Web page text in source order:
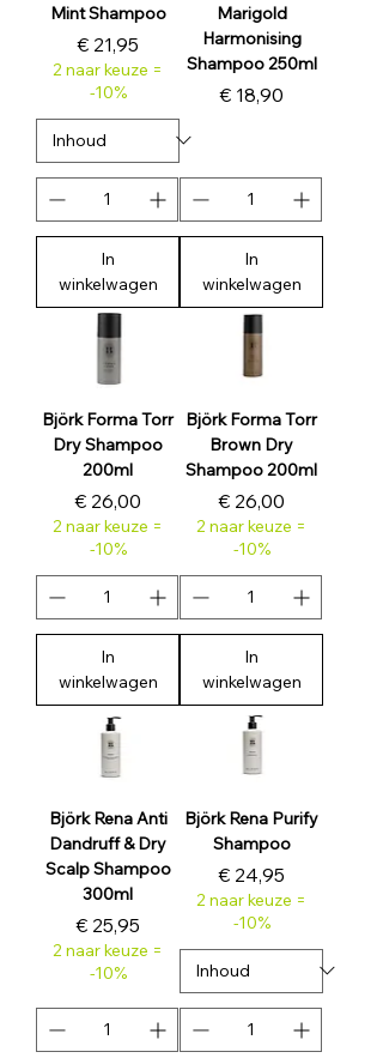
Mint Shampoo
Prijs
€ 21,95
2 naar keuze =
-10%
In
winkelwagen
Marigold
Harmonising
Shampoo 250ml
Prijs
€ 18,90
In
winkelwagen
Björk Forma Torr
Dry Shampoo
200ml
Prijs
€ 26,00
2 naar keuze =
-10%
In
winkelwagen
Björk Forma Torr
Brown Dry
Shampoo 200ml
Prijs
€ 26,00
2 naar keuze =
-10%
In
winkelwagen
Björk Rena Anti
Dandruff & Dry
Scalp Shampoo
300ml
Prijs
€ 25,95
2 naar keuze =
-10%
Björk Rena Purify
Shampoo
Prijs
€ 24,95
2 naar keuze =
-10%